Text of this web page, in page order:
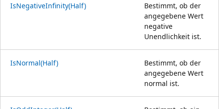
IsNegativeInfinity(Half)
Bestimmt, ob der
angegebene Wert
negative
Unendlichkeit ist.
IsNormal(Half)
Bestimmt, ob der
angegebene Wert
normal ist.